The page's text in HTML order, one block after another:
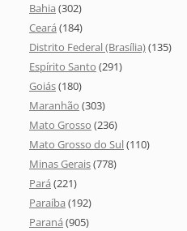
Bahia (302)
Ceará (184)
Distrito Federal (Brasília)(135)
Espírito Santo (291)
Goiás(180)
Maranhão (303)
Mato Grosso (236)
Mato Grosso do Sul(110)
Minas Gerais(778)
Pará (221)
Paraíba (192)
Paraná (905)